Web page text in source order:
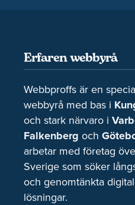
Erfaren webbyrå
Webbproffs är en
webbyrå med bas i
och stark närvaro i
Falkenberg och
arbetar med företag
Sverige som söker
och genomtänkta
lösningar.